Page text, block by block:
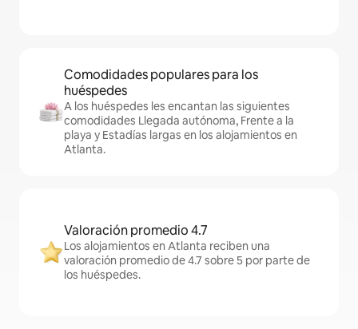
Comodidades populares para los
huéspedes
A los huéspedes les encantan las siguientes
comodidades Llegada autónoma, Frente a la
playa y Estadías largas en los alojamientos en
Atlanta.
Valoración promedio 4.7
Los alojamientos en Atlanta reciben una
valoración promedio de 4.7 sobre 5 por parte de
los huéspedes.